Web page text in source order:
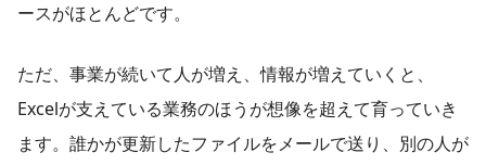
ースがほとんどです。
ただ、事業が続いて人が増え、情報が増えていくと、
Excelが支えている業務のほうが想像を超えて育っていき
ます。誰かが更新したファイルをメールで送り、別の人が